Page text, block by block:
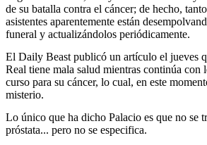
de su batalla contra el cáncer; de hecho,
asistentes aparentemente están
funeral y actualizándolos periódicamente.
El Daily Beast publicó un artículo el jueves
Real tiene mala salud mientras continúa con
curso para su cáncer, lo cual, en este
misterio.
Lo único que ha dicho Palacio es que no se
próstata... pero no se especifica.